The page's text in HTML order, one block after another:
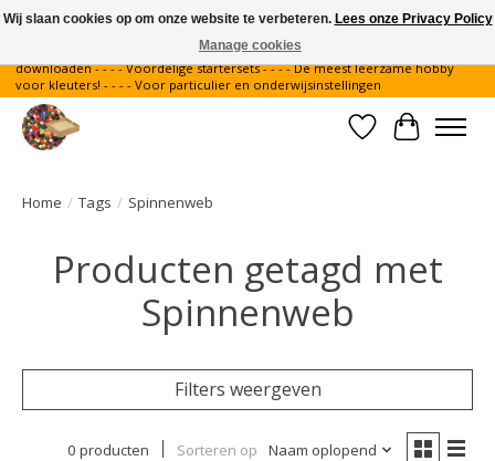
Gratis verzending binnen Nederland - - - - Legvoorbeelden gratis te
downloaden - - - - Voordelige startersets - - - - De meest leerzame hobby
voor kleuters! - - - - Voor particulier en onderwijsinstellingen
Verlanglijst
Home / Tags / Spinnenweb
Producten getagd met
Spinnenweb
Filters weergeven
0 producten Sorteren op Naam oplopend
Wij slaan cookies op om onze website te verbeteren. Lees onze Privacy Policy
Manage cookies